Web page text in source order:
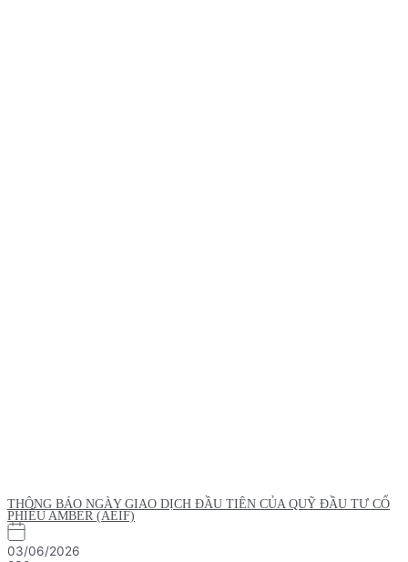
THÔNG BÁO NGÀY GIAO DỊCH ĐẦU TIÊN CỦA QUỸ ĐẦU TƯ CỔ
PHIẾU AMBER (AEIF)
03/06/2026